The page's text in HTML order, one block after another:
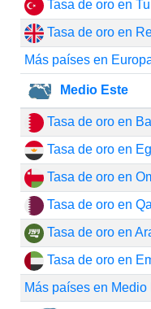
Tasa de oro en
Tasa de oro en
Más países en
Medio Este
Tasa de oro en
Tasa de oro en
Tasa de oro en
Tasa de oro en
Tasa de oro en
Tasa de oro en
Más países en Medio